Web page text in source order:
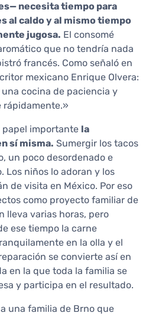
necesita tiempo para
al caldo y al mismo tiempo
jugosa. El consomé
que no tendría nada
francés. Como señaló en
mexicano Enrique Olvera:
cocina de paciencia y
rápidamente.»
importante la
sí misma. Sumergir los tacos
un poco desordenado e
niños lo adoran y los
de visita en México. Por eso
como proyecto familiar de
lleva varias horas, pero
ese tiempo la carne
en la olla y el
se convierte así en
en la que toda la familia se
y participa en el resultado.
una familia de Brno que